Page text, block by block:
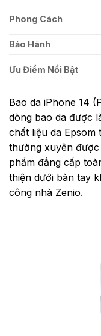
Phong Cách
Bảo Hành
Ưu Điểm Nổi Bật
Bao da iPhone 14
dòng bao da được
chất liệu da
thường xuyên
phẩm đẳng cấp
thiện dưới bàn tay
công nhà Zenio.